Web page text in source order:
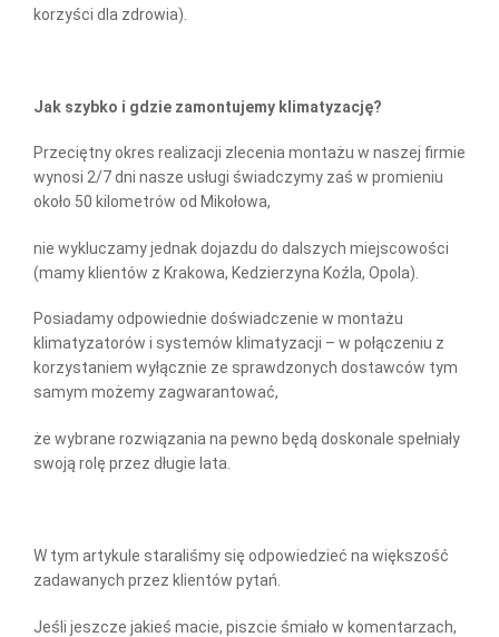
korzyści dla zdrowia).
Jak szybko i gdzie zamontujemy klimatyzację?
Przeciętny okres realizacji zlecenia montażu w naszej firmie
wynosi 2/7 dni nasze usługi świadczymy zaś w promieniu
około 50 kilometrów od Mikołowa,
nie wykluczamy jednak dojazdu do dalszych miejscowości
(mamy klientów z Krakowa, Kedzierzyna Koźla, Opola).
Posiadamy odpowiednie doświadczenie w montażu
klimatyzatorów i systemów klimatyzacji – w połączeniu z
korzystaniem wyłącznie ze sprawdzonych dostawców tym
samym możemy zagwarantować,
że wybrane rozwiązania na pewno będą doskonale spełniały
swoją rolę przez długie lata.
W tym artykule staraliśmy się odpowiedzieć na większość
zadawanych przez klientów pytań.
Jeśli jeszcze jakieś macie, piszcie śmiało w komentarzach,